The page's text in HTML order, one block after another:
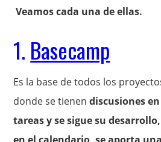
Veamos cada una de ellas.
1. Basecamp
Es la base de todos los
donde se tienendiscusiones
tareas y se sigue su